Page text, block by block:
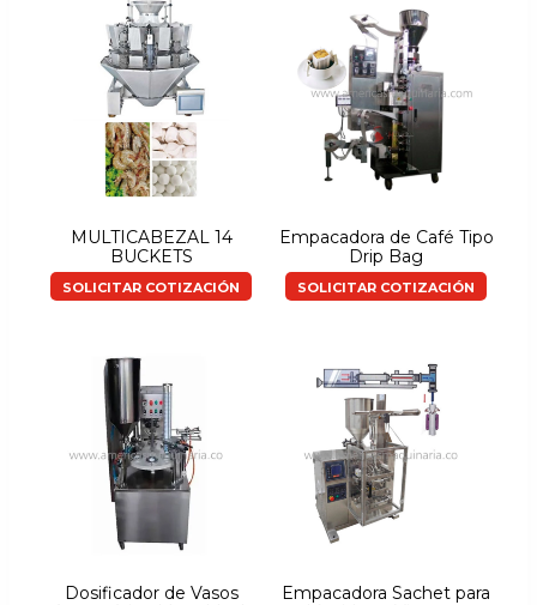
MULTICABEZAL 14
BUCKETS
SOLICITAR COTIZACIÓN
Empacadora de Café Tipo
Drip Bag
SOLICITAR COTIZACIÓN
Dosificador de Vasos
Empacadora Sachet para